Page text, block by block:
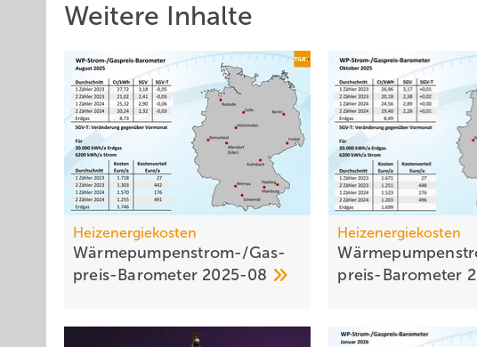
Weitere Inhalte
Heizenergiekosten
Wärmepumpen­strom-/Gas­
preis-Baro­meter 2025-08
Heizenergiekosten
preis-Baro­meter